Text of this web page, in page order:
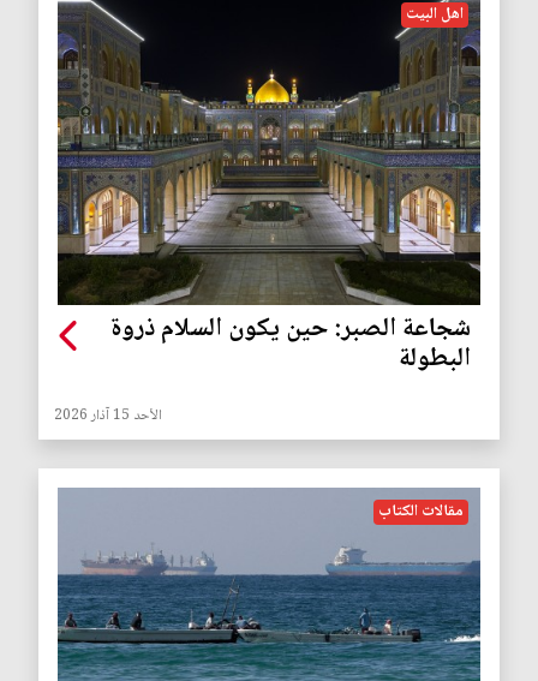
اهل البيت
شجاعة الصبر: حين يكون السلام ذروة
البطولة
الأحد 15 آذار 2026
مقالات الكتاب